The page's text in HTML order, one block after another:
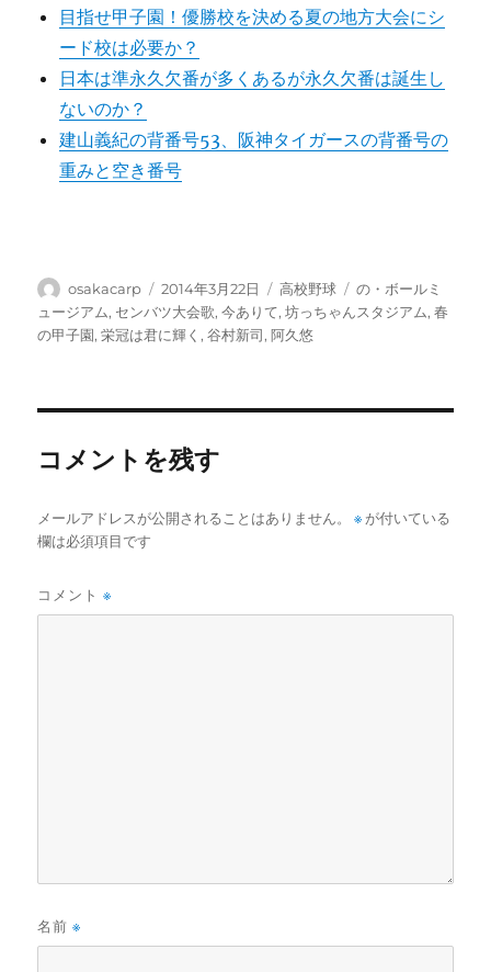
目指せ甲子園！優勝校を決める夏の地方大会にシ
ード校は必要か？
日本は準永久欠番が多くあるが永久欠番は誕生し
ないのか？
建山義紀の背番号53、阪神タイガースの背番号の
重みと空き番号
投
稿
者
osakacarp
投
稿
日:
2014年3月22日
カ
テ
ゴ
高校野球
タ
グ
の・ボールミ
ュージアム, センバツ大会歌,今ありて,坊っちゃんスタジアム,春
の甲子園,栄冠は君に輝く ,谷村新司,阿久悠
コメントを残す
メールアドレスが公開されることはありません。 ※ が付いている
欄は必須項目です
コメント※
名前※